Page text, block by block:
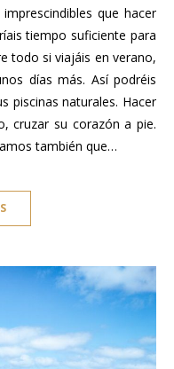
que hacer
tiempo suficiente para
todo si viajáis en verano,
días más. Así podréis
piscinas naturales. Hacer
cruzar su corazón a pie.
también que…